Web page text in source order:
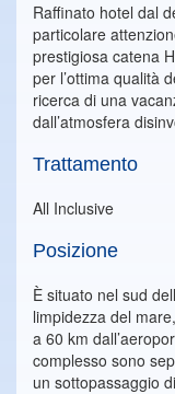
Raffinato hotel dal
particolare
prestigiosa catena
per l’ottima qualità
ricerca di una
dall’atmosfera
Trattamento
All Inclusive
Posizione
È situato nel sud
limpidezza del
a 60 km
complesso sono
un sottopassaggio